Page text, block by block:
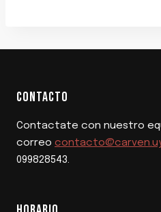
CONTACTO
Contactate con nuestro
correo
099828543.